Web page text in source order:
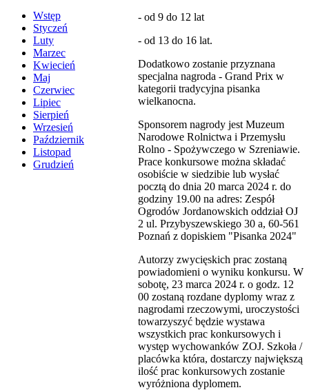
Wstęp
Styczeń
Luty
Marzec
Kwiecień
Maj
Czerwiec
Lipiec
Sierpień
Wrzesień
Październik
Listopad
Grudzień
- od 9 do 12 lat
- od 13 do 16 lat.
Dodatkowo zostanie przyznana
specjalna nagroda - Grand Prix w
kategorii tradycyjna pisanka
wielkanocna.
Sponsorem nagrody jest Muzeum
Narodowe Rolnictwa i Przemysłu
Rolno - Spożywczego w Szreniawie.
Prace konkursowe można składać
osobiście w siedzibie lub wysłać
pocztą do dnia 20 marca 2024 r. do
godziny 19.00 na adres: Zespół
Ogrodów Jordanowskich oddział OJ
2 ul. Przybyszewskiego 30 a, 60-561
Poznań z dopiskiem "Pisanka 2024"
Autorzy zwycięskich prac zostaną
powiadomieni o wyniku konkursu. W
sobotę, 23 marca 2024 r. o godz. 12
00 zostaną rozdane dyplomy wraz z
nagrodami rzeczowymi, uroczystości
towarzyszyć będzie wystawa
wszystkich prac konkursowych i
występ wychowanków ZOJ. Szkoła /
placówka która, dostarczy największą
ilość prac konkursowych zostanie
wyróżniona dyplomem.